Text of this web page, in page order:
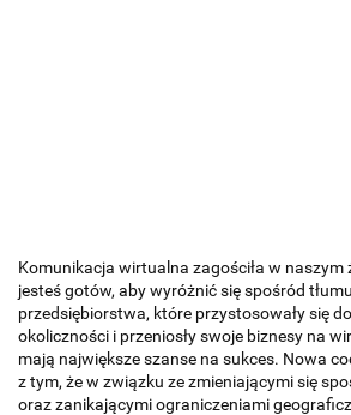
Komunikacja wirtualna zagościła w naszym
jesteś gotów, aby wyróżnić się spośród
przedsiębiorstwa, które przystosowały się
okoliczności i przeniosły swoje biznesy na
mają największe szanse na sukces. Nowa
z tym, że w związku ze zmieniającymi się
oraz zanikającymi ograniczeniami